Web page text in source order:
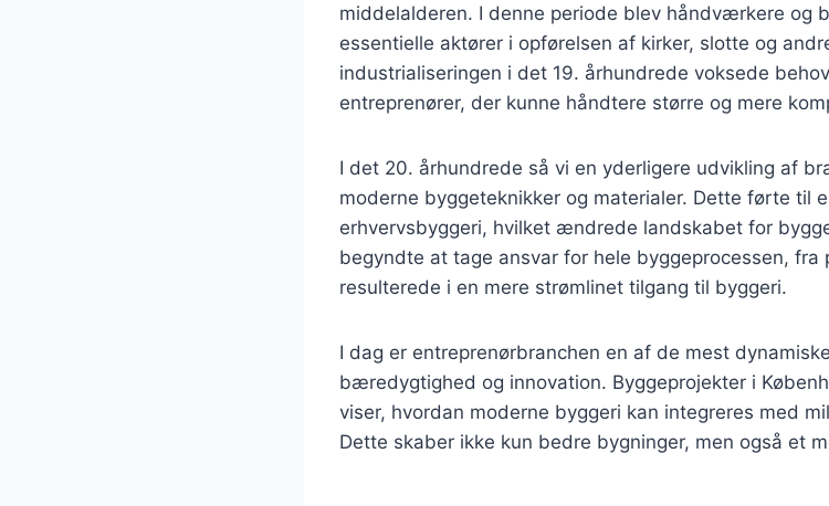
middelalderen. I denne periode blev håndværkere og
essentielle aktører i opførelsen af kirker, slotte og
industrialiseringen i det 19. århundrede voksede
entreprenører, der kunne håndtere større og mere
I det 20. århundrede så vi en yderligere udvikling af
moderne byggeteknikker og materialer. Dette førte til
erhvervsbyggeri, hvilket ændrede landskabet for
begyndte at tage ansvar for hele byggeprocessen,
resulterede i en mere strømlinet tilgang til byggeri.
I dag er entreprenørbranchen en af de mest
bæredygtighed og innovation. Byggeprojekter i
viser, hvordan moderne byggeri kan integreres med
Dette skaber ikke kun bedre bygninger, men også et